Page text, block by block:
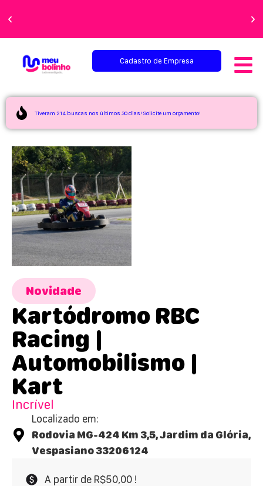
perfeita!
Cadastro de Empresa
Tiveram 214 buscas nos últimos 30 dias! Solicite um orçamento!
Novidade
Kartódromo RBC
Racing |
Automobilismo |
Kart
Incrível
Localizado em:
Rodovia MG-424 Km 3,5, Jardim da Glória,
Vespasiano 33206124
A partir de R$50,00 !